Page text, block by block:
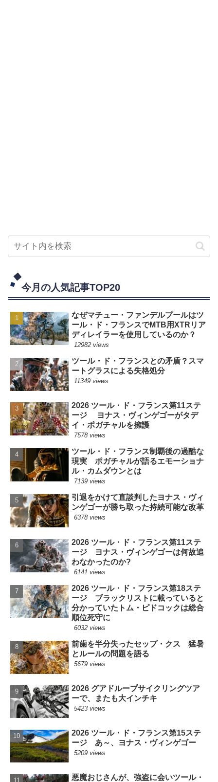
今月の人気記事TOP20
なぜマチュー・ファンデルプールはツ
ール・ド・フランスでMTB用XTRリア
ディレイラーを使用しているのか？
12982 views
ツール・ド・フランスとの矛盾？スマ
ートグラスによる失格処分
11349 views
2026 ツール・ド・フランス第11ステ
ージ ヨナス・ヴィンゲゴーがタデ
イ・ポガチャルを擁護
7578 views
ツール・ド・フランス制覇後の過酷な
現実 ポガチャルが語るエモーショナ
ル・カムダウンとは
7139 views
引退をかけて直談判したヨナス・ヴィ
ンゲゴーが勝ち取った持続可能な改革
6378 views
2026 ツール・ド・フランス第11ステ
ージ ヨナス・ヴィンゲゴーは何故追
わなかったのか?
6141 views
2026 ツール・ド・フランス第18ステ
ージ ブラックリストに載っていると
分かっていたトム・ピドコックは総合
順位死守に
6032 views
前歯を半分失ったセップ・クス 猛暑
とルールの問題を語る
5679 views
2026 グアドループサイクリングツア
ーで、またも大インチキ
5423 views
2026 ツール・ド・フランス第15ステ
ージ あ～、ヨナス・ヴィンゲゴー
5209 views
悪魔おじさんが、強盗に会いツール・